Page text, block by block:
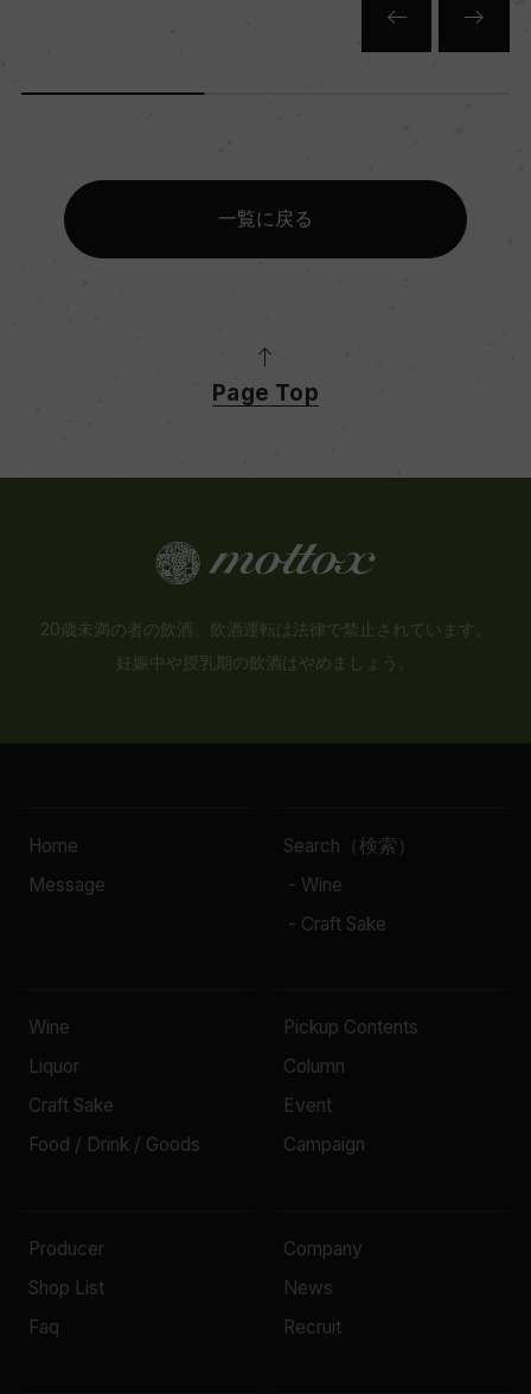
一覧に戻る
Page Top
20歳未満の者の飲酒、飲酒運転は法律で禁止されています。
妊娠中や授乳期の飲酒はやめましょう。
Home
Message
Search（検索）
- Wine
- Craft Sake
Wine
Liquor
Craft Sake
Food / Drink / Goods
Pickup Contents
Column
Event
Campaign
Producer
Shop List
Faq
Company
News
Recruit